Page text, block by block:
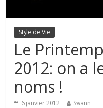
Style de Vie
Le
2012: on a
noms !
6 janvier 2012 Swann